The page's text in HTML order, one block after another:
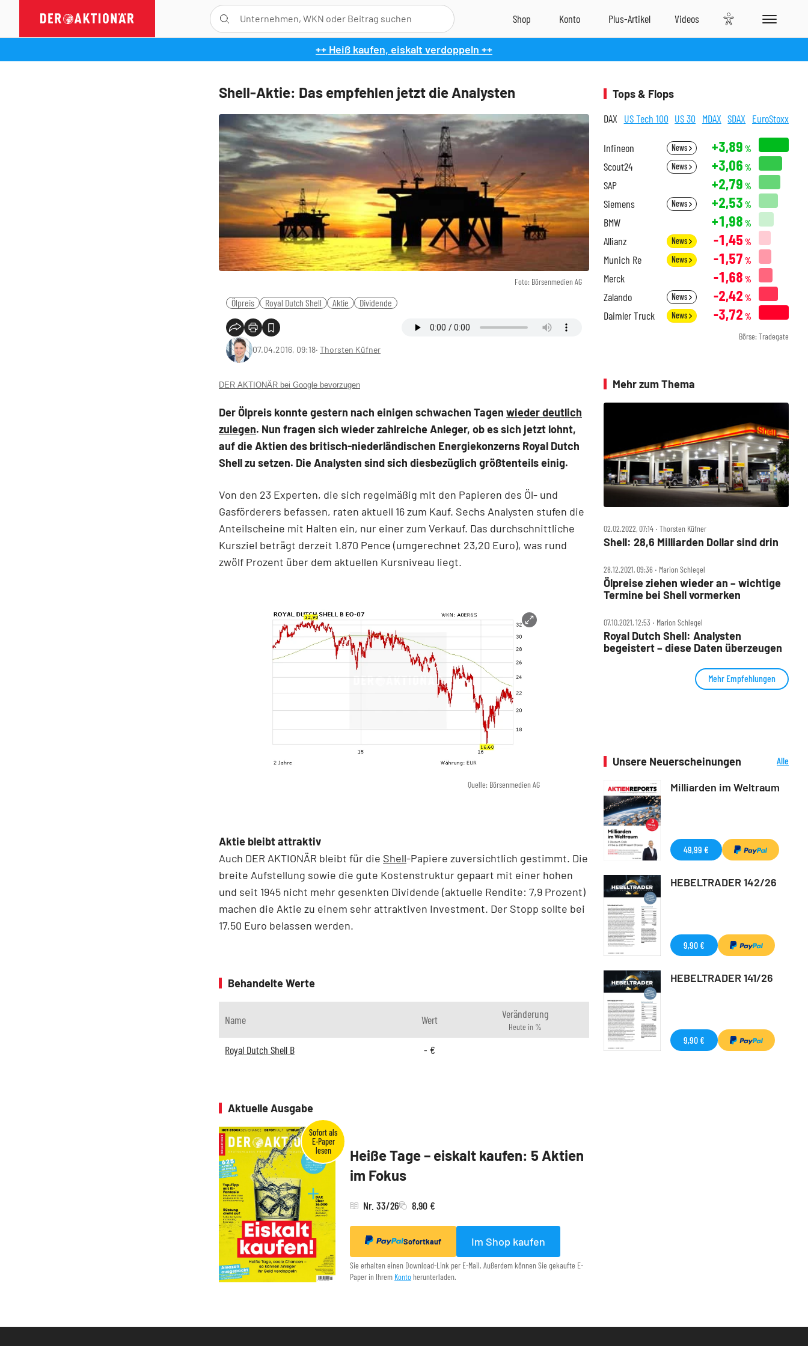
++ Heiß kaufen, eiskalt verdoppeln ++
Shell-Aktie: Das empfehlen jetzt die Analysten
Foto: Börsenmedien AG
Ölpreis Royal Dutch Shell Aktie Dividende
07.04.2016, 09:18‧ Thorsten Küfner
DER AKTIONÄR bei Google bevorzugen
Der Ölpreis konnte gestern nach einigen schwachen Tagen wieder deutlich
zulegen. Nun fragen sich wieder zahlreiche Anleger, ob es sich jetzt lohnt,
auf die Aktien des britisch-niederländischen Energiekonzerns Royal Dutch
Shell zu setzen. Die Analysten sind sich diesbezüglich größtenteils einig.
Von den 23 Experten, die sich regelmäßig mit den Papieren des Öl- und
Gasförderers befassen, raten aktuell 16 zum Kauf. Sechs Analysten stufen die
Anteilscheine mit Halten ein, nur einer zum Verkauf. Das durchschnittliche
Kursziel beträgt derzeit 1.870 Pence (umgerechnet 23,20 Euro), was rund
zwölf Prozent über dem aktuellen Kursniveau liegt.
Quelle: Börsenmedien AG
Aktie bleibt attraktiv
Auch DER AKTIONÄR bleibt für die Shell-Papiere zuversichtlich gestimmt. Die
breite Aufstellung sowie die gute Kostenstruktur gepaart mit einer hohen
und seit 1945 nicht mehr gesenkten Dividende (aktuelle Rendite: 7,9 Prozent)
machen die Aktie zu einem sehr attraktiven Investment. Der Stopp sollte bei
17,50 Euro belassen werden.
Behandelte Werte
Name Wert Veränderung
Heute in %
Royal Dutch Shell B - €
Aktuelle Ausgabe
Heiße Tage – eiskalt kaufen: 5 Aktien
im Fokus
Nr. 33/26 8,90 €
Sofortkauf Im Shop kaufen
Sie erhalten einen Download-Link per E-Mail. Außerdem können Sie gekaufte E-
Paper in Ihrem Konto herunterladen.
Tops & Flops
DAX US Tech 100 US 30 MDAX SDAX EuroStoxx
Infineon News +3,89 %
Scout24 News +3,06 %
SAP +2,79 %
Siemens News +2,53 %
BMW +1,98 %
Allianz News -1,45 %
Munich Re News -1,57 %
Merck -1,68 %
Zalando News -2,42 %
Daimler Truck News -3,72 %
Börse: Tradegate
Mehr zum Thema
02.02.2022, 07:14 ‧ Thorsten Küfner
Shell: 28,6 Milliarden Dollar sind drin
28.12.2021, 09:36 ‧ Marion Schlegel
Ölpreise ziehen wieder an – wichtige
Termine bei Shell vormerken
07.10.2021, 12:53 ‧ Marion Schlegel
Royal Dutch Shell: Analysten
begeistert – diese Daten überzeugen
Mehr Empfehlungen
Unsere Neuerscheinungen
Alle
Milliarden im Weltraum
49,99 €
HEBELTRADER 142/26
9,90 €
HEBELTRADER 141/26
9,90 €